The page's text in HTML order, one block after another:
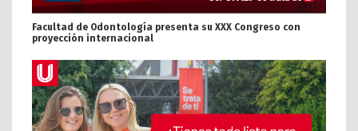
Facultad de Odontología presenta su XXX Congreso con
proyección internacional